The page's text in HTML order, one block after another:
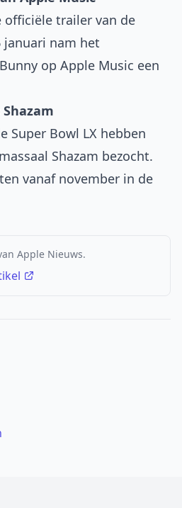
officiële trailer van de
januari nam het
op Apple Music een
Super Bowl LX hebben
Shazam bezocht.
vanaf november in de
Apple Nieuws.